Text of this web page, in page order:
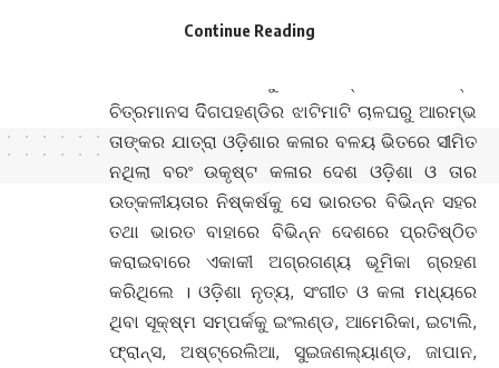
ସ୍ୱତନ୍ତ୍ର ନିମଗ୍ନ ସାଧକ । ଶ୍ରୀଜଗନ୍ନାଥ ସଂସ୍କୃତିର
ଚିତ୍ରମାନସ ଦିିଗପହଣ୍ଡିର ଝାଟିମାଟି ଚାଳଘରୁ ଆରମ୍ଭ
ତାଙ୍କର ଯାତ୍ରା ଓଡ଼ିଶାର କଳାର ବଳୟ ଭିତରେ ସୀମିତ
ନଥିଲା ବରଂ ଉକୃଷ୍ଟ କଳାର ଦେଶ ଓଡ଼ିଶା ଓ ତାର
ଉତ୍କଳୀୟତାର ନିଷ୍କର୍ଷକୁ ସେ ଭାରତର ବିଭିନ୍ନ ସହର
ତଥା ଭାରତ ବାହାରେ ବିଭିନ୍ନ ଦେଶରେ ପ୍ରତିଷ୍ଠିତ
କରାଇବାରେ ଏକାକୀ ଅଗ୍ରଗଣ୍ୟ ଭୂମିକା ଗ୍ରହଣ
କରିଥିଲେ । ଓଡ଼ିଶା ନୃତ୍ୟ, ସଂଗୀତ ଓ କଳା ମଧ୍ୟରେ
ଥିବା ସୂକ୍ଷ୍ମ ସମ୍ପର୍କକୁ ଇଂଲଣ୍ଡ, ଆମେରିକା, ଇଟାଲି,
ଫ୍ରାନ୍ସ, ଅଷ୍ଟ୍ରେଲିଆ, ସୁଇଜଣଲ୍ୟାଣ୍ଡ, ଜାପାନ,
Continue Reading